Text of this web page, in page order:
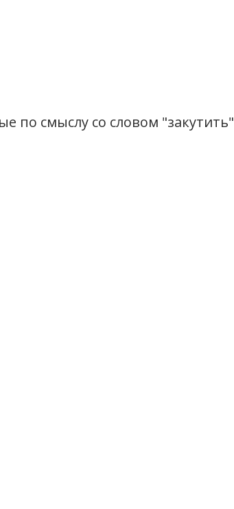
по смыслу со словом "закутить"